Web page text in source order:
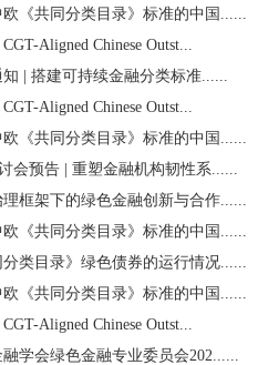
《共同分类目录》标准的中国......
Aligned Chinese Outst...
| 搭建可持续金融分类标准......
Aligned Chinese Outst...
《共同分类目录》标准的中国......
会预告 | 重塑金融机构韧性系......
框架下的绿色金融创新与合作......
《共同分类目录》标准的中国......
分类目录》绿色债券的运行情况......
《共同分类目录》标准的中国......
Aligned Chinese Outst...
学会绿色金融专业委员会202......